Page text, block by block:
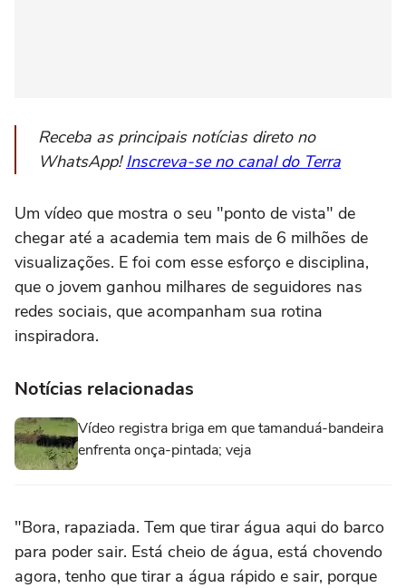
Receba as principais notícias direto no
WhatsApp!Inscreva-se no canal do Terra
Um vídeo que mostra o seu "ponto de vista" de
chegar até a academia tem mais de 6 milhões de
visualizações. E foi com esse esforço e disciplina,
que o jovem ganhou milhares de seguidores nas
redes sociais, que acompanham sua rotina
inspiradora.
Notícias relacionadas
Vídeo registra briga em que tamanduá-bandeira
enfrenta onça-pintada; veja
"Bora, rapaziada. Tem que tirar água aqui do barco
para poder sair. Está cheio de água, está chovendo
agora, tenho que tirar a água rápido e sair, porque